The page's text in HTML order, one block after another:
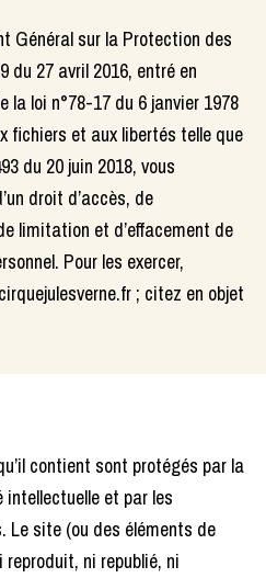
Général sur la Protection des
du 27 avril 2016, entré en
la loi n°78-17 du 6 janvier 1978
fichiers et aux libertés telle que
du 20 juin 2018, vous
droit d’accès, de
limitation et d’effacement de
Pour les exercer,
; citez en objet
contient sont protégés par la
et par les
Le site (ou des éléments de
ni republié, ni